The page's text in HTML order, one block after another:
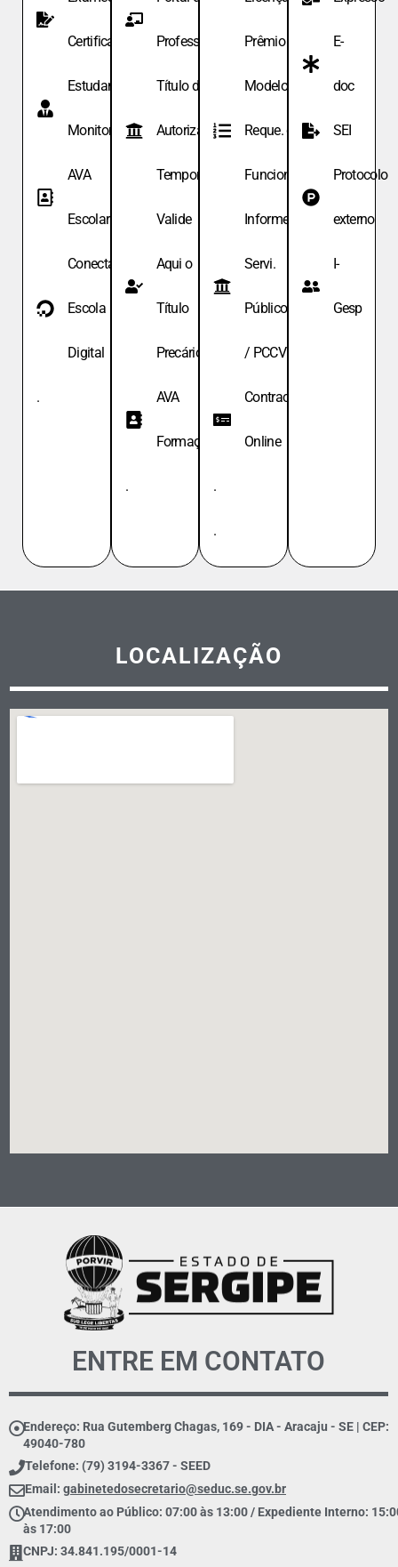
Certificação
Estudante
Monitor
AVA
Escolar
Conecta
Escola
Digital
.
Professor
Título de
Autoriza.
Temporária
Valide
Aqui o
Título
Precário
AVA
Formação
.
Prêmio
Modelo de
Reque. de
Funcionário
Informe
Servi.
Públicos
/ PCCV
Contracheque
Online
.
.
E-
doc
SEI
Protocolo
externo
I-
Gesp
LOCALIZAÇÃO
ENTRE EM CONTATO
Endereço: Rua Gutemberg Chagas, 169 - DIA - Aracaju - SE | CEP:
49040-780
Telefone: (79) 3194-3367 - SEED
Email: gabinetedosecretario@seduc.se.gov.br
Atendimento ao Público: 07:00 às 13:00 / Expediente Interno:
às 17:00
CNPJ: 34.841.195/0001-14